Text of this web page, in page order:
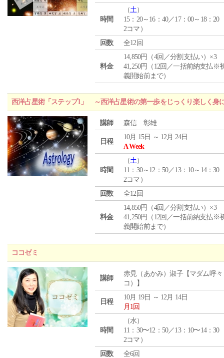
時間
（土）
15：20～16：40／17：00～18：20
2コマ）
回数
全12回
料金
14,850円（4回／分割支払い）×3
41,250円（12回／一括前納支払※
義開始前まで）
西洋占星術「ステップ1」 ～西洋占星術の第一歩をじっくり楽しく身
講師 森信 彰雄
日程
10月 15日 ～ 12月 24日
A Week
時間
（土）
11：30～12：50／13：10～14：30
2コマ）
回数
全12回
料金
14,850円（4回／分割支払い）×3
41,250円（12回／一括前納支払※
義開始前まで）
ココゼミ
講師
赤見（あかみ）淑子【マダム呼々
コ）】
日程
10月 19日 ～ 12月 14日
月1回
時間
（水）
11：30〜12：50／13：10〜14：30
2コマ）
回数
全6回